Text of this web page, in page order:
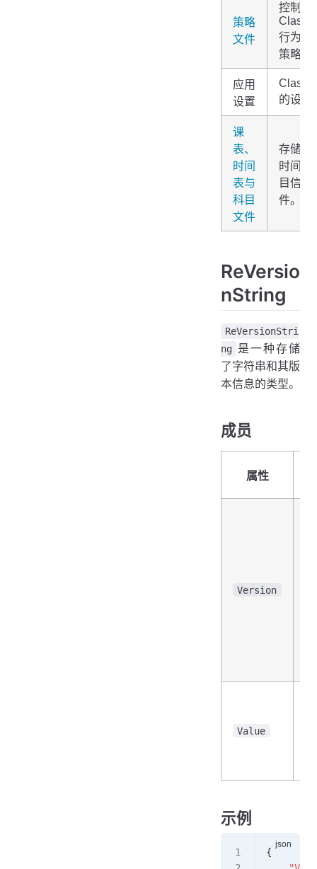
策略
文件
控制
行为的
策略。
应用
设置
的设置
课
表、
时间
表与
科目
文件
存储课
时间表
目信息
件。
ReVersio
nString
ReVersionStri
ng
是一种存储
了字符串和其版
本信息的类型。
成员
属性
Version
Value
示例
{